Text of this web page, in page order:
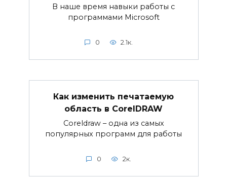
В наше время навыки работы с
программами Microsoft
0 2.1к.
Как изменить печатаемую
область в CorelDRAW
Coreldraw – одна из самых
популярных программ для работы
0 2к.